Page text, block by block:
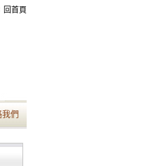
回首頁
我們